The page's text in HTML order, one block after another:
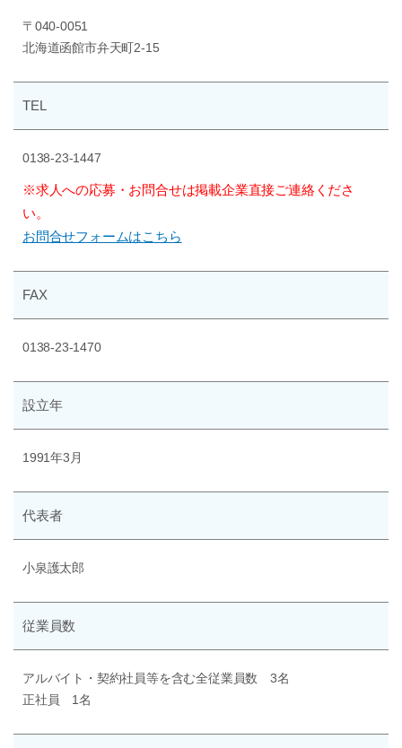
〒040-0051
北海道函館市弁天町2-15
TEL
0138-23-1447
※求人への応募・お問合せは掲載企業直接ご連絡くださ
い。
お問合せフォームはこちら
FAX
0138-23-1470
設立年
1991年3月
代表者
小泉護太郎
従業員数
アルバイト・契約社員等を含む全従業員数 3名
正社員 1名